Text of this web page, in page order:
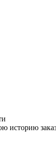
историю